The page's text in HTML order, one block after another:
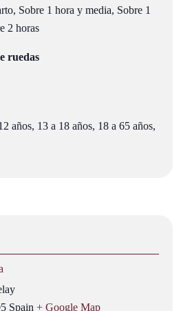
Sobre 1 hora y media, Sobre 1
2 horas
ruedas
años, 13 a 18 años, 18 a 65 años,
Spain + Google Map